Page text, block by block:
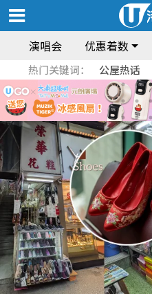
演唱会 优惠着数
热门关键词： 公屋热话